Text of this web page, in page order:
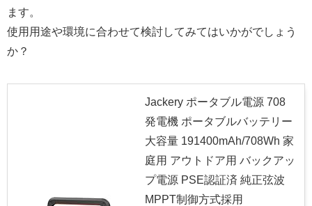
ます。
使用用途や環境に合わせて検討してみてはいかがでしょう
か？
Jackery ポータブル電源 708
発電機 ポータブルバッテリー
大容量 191400mAh/708Wh 家
庭用 アウトドア用 バックアッ
プ電源 PSE認証済 純正弦波
MPPT制御方式採用